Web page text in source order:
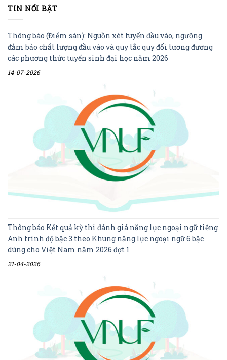
TIN NỔI BẬT
Thông báo (Điểm sàn): Nguồn xét tuyển đầu vào, ngưỡng
đảm bảo chất lượng đầu vào và quy tắc quy đổi tương đương
các phương thức tuyển sinh đại học năm 2026
14-07-2026
Thông báo Kết quả kỳ thi đánh giá năng lực ngoại ngữ tiếng
Anh trình độ bậc 3 theo Khung năng lực ngoại ngữ 6 bậc
dùng cho Việt Nam năm 2026 đợt 1
21-04-2026